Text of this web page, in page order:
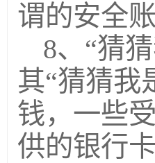
谓的安全
8、“猜
其“猜猜我
钱，一些
供的银行卡